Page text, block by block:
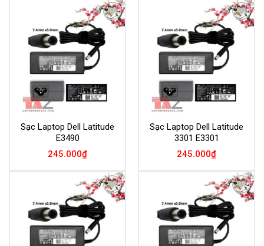
Add to
Wishlist
Sạc Laptop Dell Latitude
E3490
245.000₫
Add to
Wishlist
Sạc Laptop Dell Latitude
3301 E3301
245.000₫
Add to
Wishlist
Add to
Wishlist